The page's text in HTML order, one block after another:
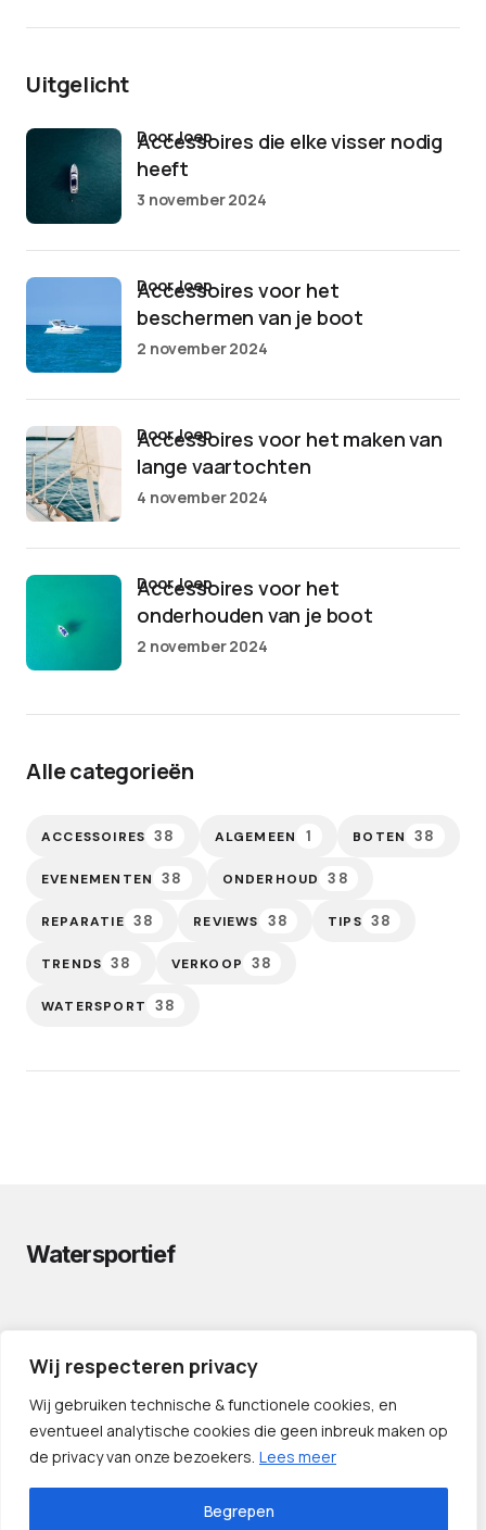
Wij respecteren privacy
Wij gebruiken technische & functionele cookies, en
eventueel analytische cookies die geen inbreuk maken op
de privacy van onze bezoekers. Lees meer
Begrepen
Uitgelicht
Accessoires die elke visser nodig
heeft
door Joep
3 november 2024
Accessoires voor het
beschermen van je boot
door Joep
2 november 2024
Accessoires voor het maken van
lange vaartochten
door Joep
4 november 2024
Accessoires voor het
onderhouden van je boot
door Joep
2 november 2024
Alle categorieën
ACCESSOIRES 38 ALGEMEEN 1 BOTEN 38
EVENEMENTEN 38 ONDERHOUD 38
REPARATIE 38 REVIEWS 38 TIPS 38
TRENDS 38 VERKOOP 38
WATERSPORT 38
Watersportief
CONTACT
©️ 2024 — Watersportief.